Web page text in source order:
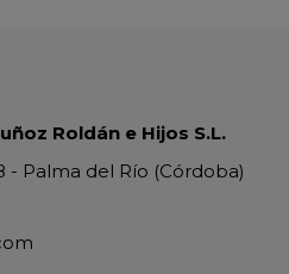
Roldán e Hijos S.L.
- Palma del Río (Córdoba)